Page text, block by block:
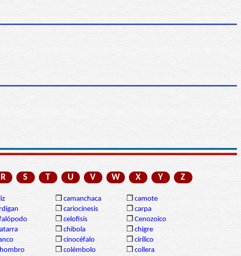
R S T U V W X Y Z
❒ camanchaca ❒ camote
❒ cariocinesis ❒ carpa
❒ celofisis ❒ Cenozoico
❒ chibola ❒ chigre
❒ cinocéfalo ❒ cirílico
❒ colémbolo ❒ collera